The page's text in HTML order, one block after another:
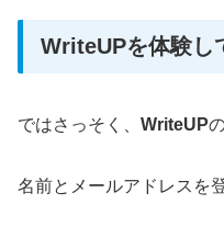
WriteUPを体験し
ではさっそく、 WriteUP
名前とメールアドレスを